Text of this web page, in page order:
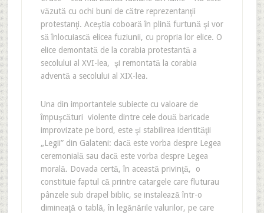
văzută cu ochi buni de către reprezentanţii
protestanţi. Aceştia coboară în plină furtună şi vor
să înlocuiască elicea fuziunii, cu propria lor elice. O
elice demontată de la corabia protestantă a
secolului al XVI-lea, şi remontată la corabia
adventă a secolului al XIX-lea.
Una din importantele subiecte cu valoare de
împuşcături violente dintre cele două baricade
improvizate pe bord, este şi stabilirea identităţii
„Legii” din Galateni: dacă este vorba despre Legea
ceremonială sau dacă este vorba despre Legea
morală. Dovada certă, în această privinţă, o
constituie faptul că printre catargele care fluturau
pânzele sub drapel biblic, se instalează într-o
dimineaţă o tablă, în legănările valurilor, pe care